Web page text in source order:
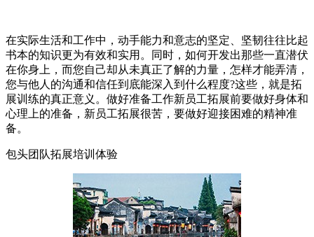
在实际生活和工作中，动手能力和意志的坚定、坚韧往往比起
书本的知识更为有效和实用。同时，如何开发出那些一直潜伏
在你身上，而您自己却从未真正了解的力量，怎样才能弄清，
您与他人的沟通和信任到底能深入到什么程度?这些，就是拓
展训练的真正意义。做好准备工作新员工拓展前要做好身体和
心理上的准备，新员工拓展很苦，要做好迎接困难的精神准
备。
包头团队拓展培训体验